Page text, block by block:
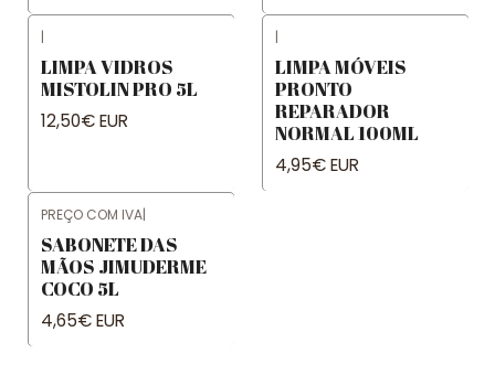
|
LIMPA VIDROS
MISTOLIN PRO 5L
12,50€ EUR
|
LIMPA MÓVEIS
PRONTO
REPARADOR
NORMAL 100ML
4,95€ EUR
PREÇO COM IVA|
SABONETE DAS
MÃOS JIMUDERME
COCO 5L
4,65€ EUR